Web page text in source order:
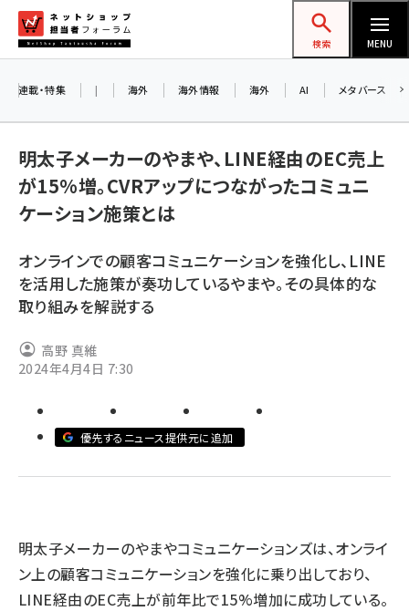
ン
ネットショップ担当者フォーラム
検索 MENU
amazon (2258)
楽天 (1874)
ecbeing (1211)
アスクル (1122)
base (1083)
ビィ・フォアード (777)
revico (744)
連載・特集 | 海外 海外情報 海外 AI メタバース
明太子メーカーのやまや、LINE経由のEC売上
が15%増。CVRアップにつながったコミュニ
ケーション施策とは
オンラインでの顧客コミュニケーションを強化し、LINE
を活用した施策が奏功しているやまや。その具体的な
取り組みを解説する
高野 真維
2024年4月4日 7:30
優先するニュース提供元に追加
明太子メーカーのやまやコミュニケーションズは、オンライ
ン上の顧客コミュニケーションを強化に乗り出しており、
LINE経由のEC売上が前年比で15%増加に成功している。